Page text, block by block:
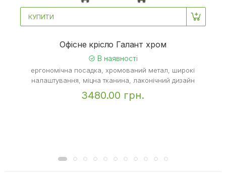
КУПИТИ
Офісне крісло Галант хром
В наявності
ергономічна посадка, хромований метал, широкі
налаштування, міцна тканина, лаконічний дизайн
3480.00 грн.